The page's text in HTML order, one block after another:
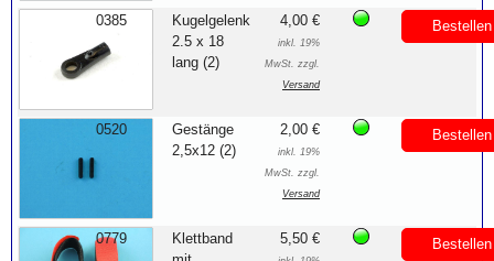
0385
Kugelgelenk
2.5 x 18
lang (2)
4,00 €
inkl. 19%
MwSt. zzgl.
Versand
Bestellen
0520
Gestänge
2,5x12 (2)
2,00 €
inkl. 19%
MwSt. zzgl.
Versand
Bestellen
0779
Klettband
5,50 € Bestellen